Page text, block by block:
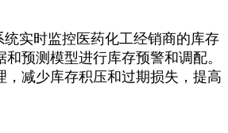
统实时监控医药化工经销商的库存
预测模型进行库存预警和调配。
，减少库存积压和过期损失，提高